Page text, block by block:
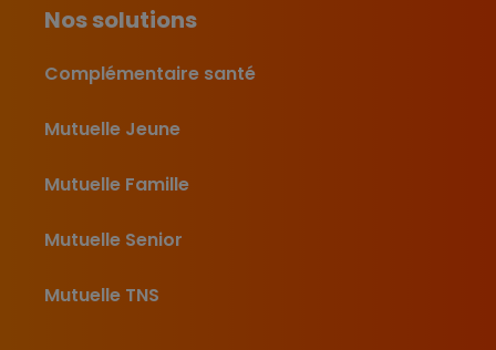
Nos solutions
Complémentaire santé
Mutuelle Jeune
Mutuelle Famille
Mutuelle Senior
Mutuelle TNS